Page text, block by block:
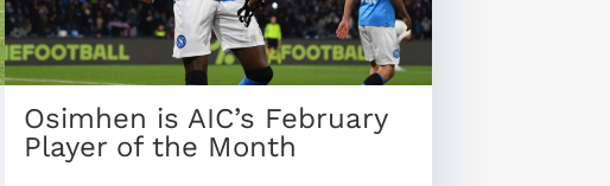
Osimhen is AIC’s February
Player of the Month